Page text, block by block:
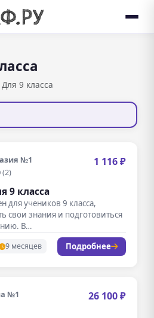
Для 9 класса
№1
(2)
1 116 ₽
9 класса
для учеников 9 класса,
свои знания и подготовиться
В…
9 месяцев Подробнее
№1 26 100 ₽